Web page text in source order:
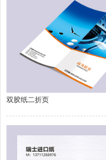
双胶纸二折页